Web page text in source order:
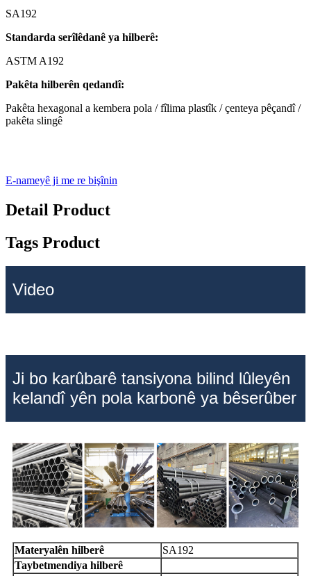
SA192
Standarda serîlêdanê ya hilberê:
ASTM A192
Pakêta hilberên qedandî:
Pakêta hexagonal a kembera pola / fîlima plastîk / çenteya pêçandî /
pakêta slingê
E-nameyê ji me re bişînin
Detail Product
Tags Product
Video
Ji bo karûbarê tansiyona bilind lûleyên
kelandî yên pola karbonê ya bêserûber
Materyalên hilberê
SA192
Taybetmendiya hilberê